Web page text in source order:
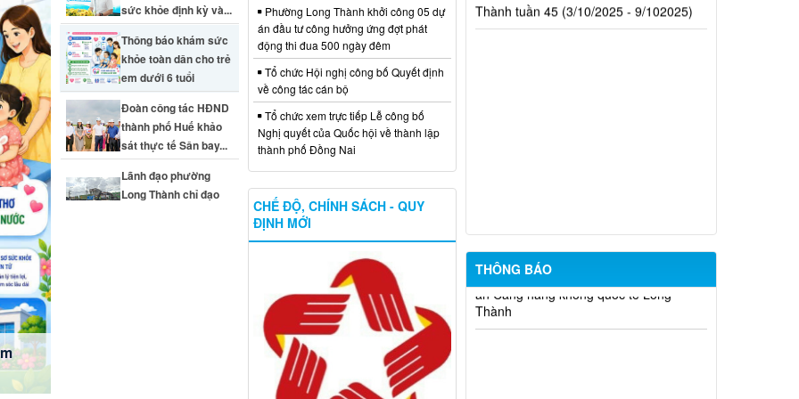
khỏe
thực
sức khỏe định kỳ và...
Thông báo khám sức
khỏe toàn dân cho trẻ
em dưới 6 tuổi
Đoàn công tác HĐND
thành phố Huế khảo
sát thực tế Sân bay...
Lãnh đạo phường
Long Thành chỉ đạo
THÔNG BÁO
án Cảng hàng không quốc tế Long
Thành
Phường Long Thành khởi công 05 dự
án đầu tư công hưởng ứng đợt phát
động thi đua 500 ngày đêm
Tổ chức Hội nghị công bố Quyết định
về công tác cán bộ
Tổ chức xem trực tiếp Lễ công bố
Nghị quyết của Quốc hội về thành lập
thành phố Đồng Nai
CHẾ ĐỘ, CHÍNH SÁCH - QUY
ĐỊNH MỚI